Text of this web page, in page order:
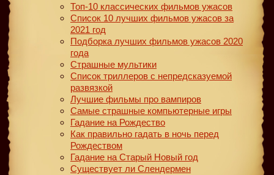
Топ-10 классических фильмов ужасов
Список 10 лучших фильмов ужасов за
2021 год
Подборка лучших фильмов ужасов 2020
года
Страшные мультики
Список триллеров с непредсказуемой
развязкой
Лучшие фильмы про вампиров
Самые страшные компьютерные игры
Гадание на Рождество
Как правильно гадать в ночь перед
Рождеством
Гадание на Старый Новый год
Существует ли Слендермен